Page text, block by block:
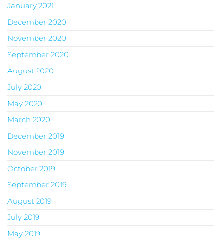
January 2021
December 2020
November 2020
September 2020
August 2020
July 2020
May 2020
March 2020
December 2019
November 2019
October 2019
September 2019
August 2019
July 2019
May 2019